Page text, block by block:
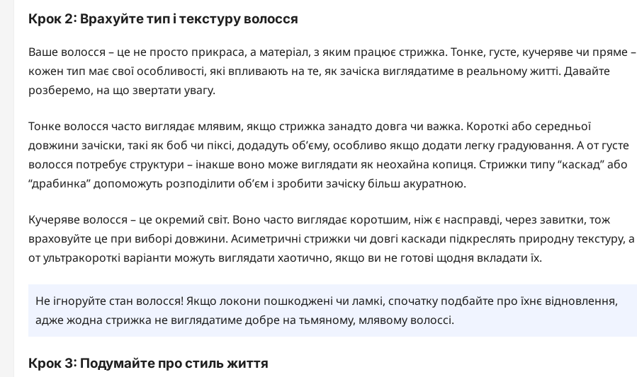
Крок 2: Врахуйте тип і текстуру волосся
Ваше волосся – це не просто прикраса, а матеріал, з яким працює стрижка. Тонке, густе, кучеряве чи пряме –
кожен тип має свої особливості, які впливають на те, як зачіска виглядатиме в реальному житті. Давайте
розберемо, на що звертати увагу.
Тонке волосся часто виглядає млявим, якщо стрижка занадто довга чи важка. Короткі або середньої
довжини зачіски, такі як боб чи піксі, додадуть об’єму, особливо якщо додати легку градуювання. А от густе
волосся потребує структури – інакше воно може виглядати як неохайна копиця. Стрижки типу “каскад” або
“драбинка” допоможуть розподілити об’єм і зробити зачіску більш акуратною.
Кучеряве волосся – це окремий світ. Воно часто виглядає коротшим, ніж є насправді, через завитки, тож
враховуйте це при виборі довжини. Асиметричні стрижки чи довгі каскади підкреслять природну текстуру, а
от ультракороткі варіанти можуть виглядати хаотично, якщо ви не готові щодня вкладати їх.
Не ігноруйте стан волосся! Якщо локони пошкоджені чи ламкі, спочатку подбайте про їхнє відновлення,
адже жодна стрижка не виглядатиме добре на тьмяному, млявому волоссі.
Крок 3: Подумайте про стиль життя